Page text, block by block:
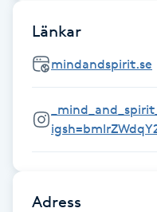
Fotmassage
Fotsvamp
Fotvård
Fransar
Länkar
mindandspirit.se
Adress